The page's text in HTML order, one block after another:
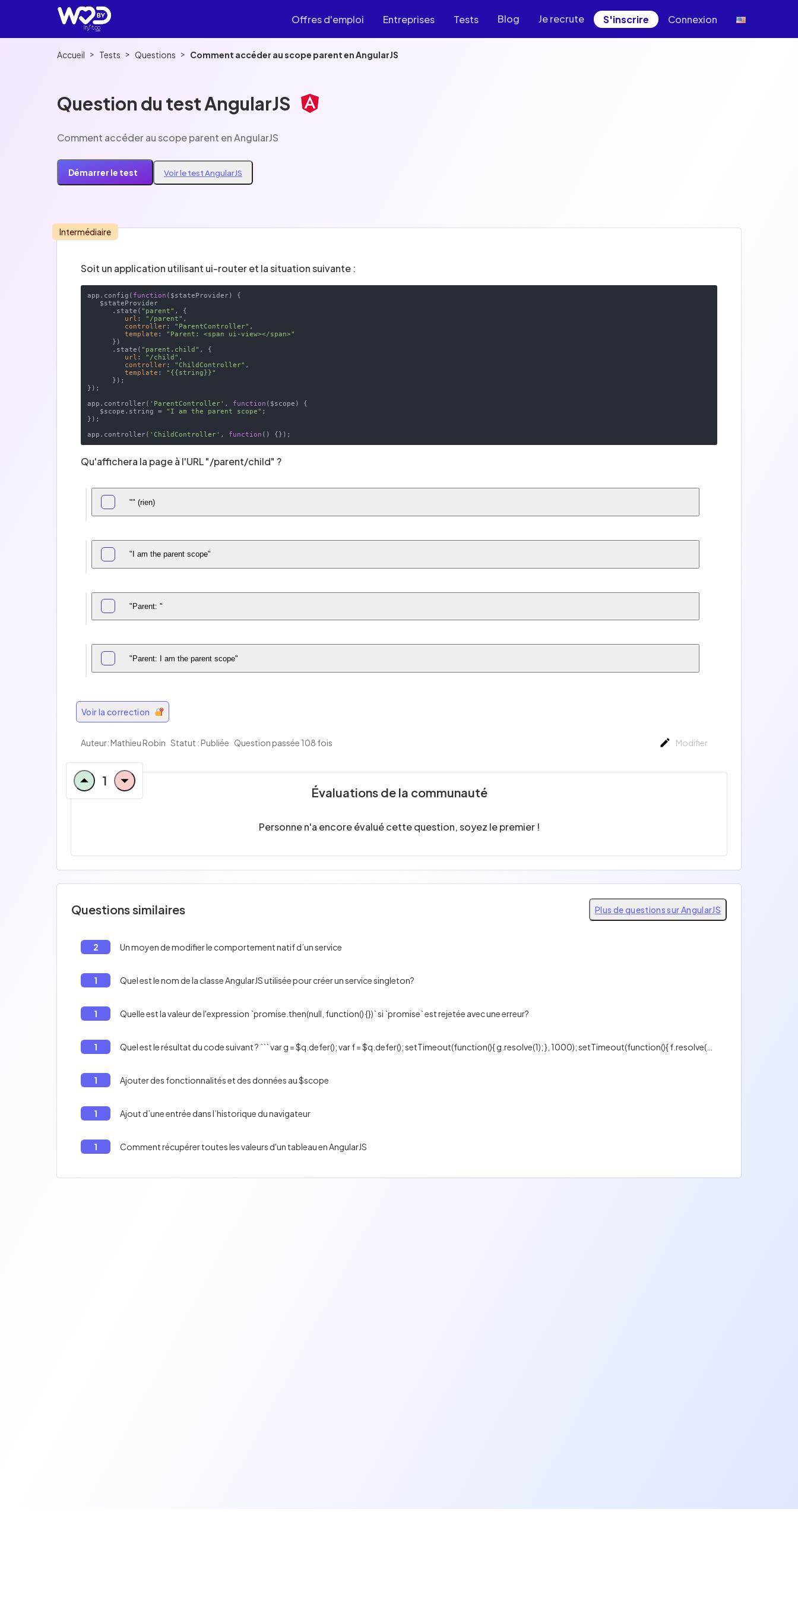
Offres d'emploi Entreprises Tests Blog Je recrute S'inscrire Connexion
Accueil > Tests > Questions > Comment accéder au scope parent en AngularJS
Question du test AngularJS
Comment accéder au scope parent en AngularJS
Démarrer le test Voir le test AngularJS
Intermédiaire
Soit un application utilisant ui-router et la situation suivante :
app.config( function ( $stateProvider) {
      .state(
"parent" , {
url : "/parent" ,
controller: "ParentController" ,
template : "Parent: <span ui-view></span>"
      .state(
"parent.child" , {
url : "/child" ,
controller: "ChildController" ,
template : "{{string}}"
});
app.controller( 'ParentController' , function ( $scope ) {
   $scope.string =
"I am the parent scope" ;
});
app.controller( 'ChildController' , function ( )
Qu'affichera la page à l'URL "/parent/child" ?
"" (rien)
"I am the parent scope"
"Parent: "
"Parent: I am the parent scope"
Voir la correction
Auteur: Mathieu Robin Statut : Publiée Question passée 108 fois Modifier
1
Évaluations de la communauté
Personne n'a encore évalué cette question, soyez le premier !
Questions similaires Plus de questions sur AngularJS
2 Un moyen de modifier le comportement natif d’un service
1 Quel est le nom de la classe AngularJS utilisée pour créer un service singleton?
1 Quelle est la valeur de l'expression `promise.then(null, function() {})` si `promise` est rejetée avec une erreur?
1
1 Ajouter des fonctionnalités et des données au $scope
1 Ajout d’une entrée dans l’historique du navigateur
1 Comment récupérer toutes les valeurs d'un tableau en AngularJS